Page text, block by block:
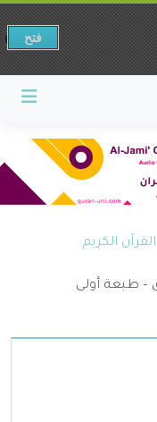
الكريم
– طبعة أولى
فتح